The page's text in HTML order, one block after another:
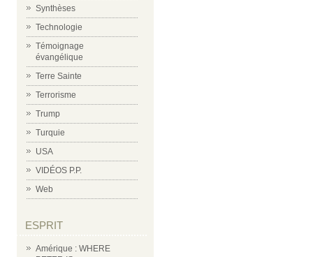
Synthèses
Technologie
Témoignage
évangélique
Terre Sainte
Terrorisme
Trump
Turquie
USA
VIDÉOS P.P.
Web
ESPRIT
Amérique : WHERE